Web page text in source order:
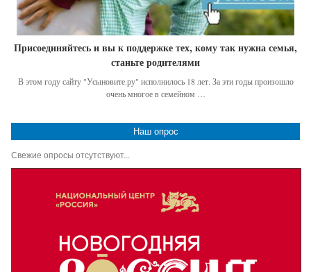
Присоединяйтесь и вы к поддержке тех, кому так нужна семья,
станьте родителями
В этом году сайту "Усыновите.ру" исполнилось 18 лет. За эти годы произошло
очень многое в семейном …
Наш опрос
Свежие опросы отсутствуют...